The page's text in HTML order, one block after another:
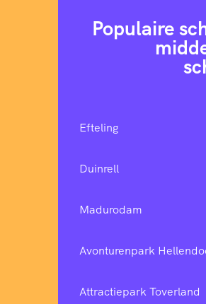
Populaire
Efteling
Duinrell
Madurodam
Avonturenpark
Attractiepark Toverland